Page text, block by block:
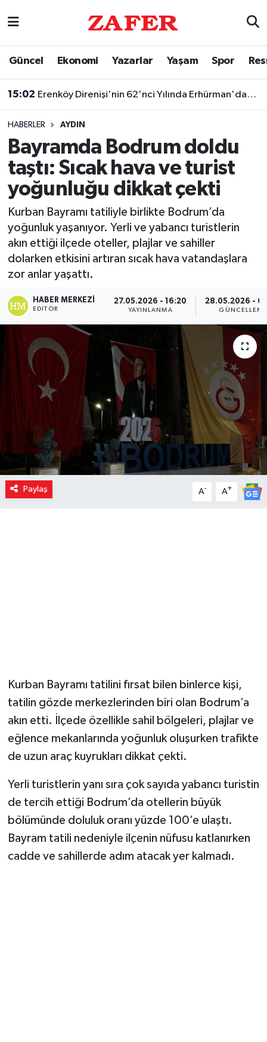
Güncel Ekonomi Yazarlar Yaşam Spor
15:02 Erenköy Direnişi'nin 62'nci Yılında Erhürman'dan Barış Vurgusu
HABERLER AYDIN
Bayramda Bodrum doldu
taştı: Sıcak hava ve turist
yoğunluğu dikkat çekti
Kurban Bayramı tatiliyle birlikte Bodrum’da
yoğunluk yaşanıyor. Yerli ve yabancı turistlerin
akın ettiği ilçede oteller, plajlar ve sahiller
dolarken etkisini artıran sıcak hava vatandaşlara
zor anlar yaşattı.
HABER MERKEZI
EDITÖR
27.05.2026 - 16:20
YAYINLANMA
28.05.2026 -
GÜNCELLEME
Paylaş A- A+
Kurban Bayramı tatilini fırsat bilen binlerce kişi,
tatilin gözde merkezlerinden biri olan Bodrum’a
akın etti. İlçede özellikle sahil bölgeleri, plajlar ve
eğlence mekanlarında yoğunluk oluşurken trafikte
de uzun araç kuyrukları dikkat çekti.
Yerli turistlerin yanı sıra çok sayıda yabancı turistin
de tercih ettiği Bodrum’da otellerin büyük
bölümünde doluluk oranı yüzde 100’e ulaştı.
Bayram tatili nedeniyle ilçenin nüfusu katlanırken
cadde ve sahillerde adım atacak yer kalmadı.
Nöbetçi Eczaneler
Trafik Durumu
Süper Lig Puan Durumu ve Fikstür
Tüm Manşetler
Son Dakika Haberleri
Haber Arşivi